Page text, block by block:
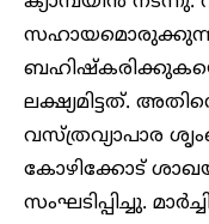
ലക്ഷ്യമിട്ടത്.
വസ്ത്രവ്യാപാര
കോഴിക്കോട്
സംഘടിപ്പിച്ചു.